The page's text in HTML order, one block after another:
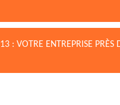
: VOTRE ENTREPRISE